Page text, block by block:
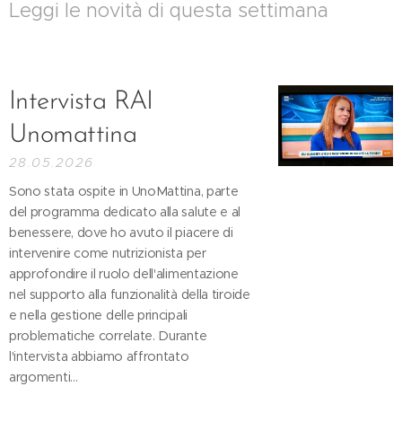
Leggi le novità di questa settimana
Intervista RAI
Unomattina
28.05.2026
Sono stata ospite in UnoMattina, parte
del programma dedicato alla salute e al
benessere, dove ho avuto il piacere di
intervenire come nutrizionista per
approfondire il ruolo dell'alimentazione
nel supporto alla funzionalità della tiroide
e nella gestione delle principali
problematiche correlate. Durante
l'intervista abbiamo affrontato
argomenti...